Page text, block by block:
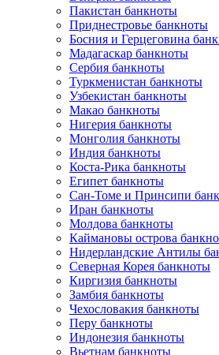
Пакистан банкноты
Приднестровье банкноты
Босния и Герцеговина
Мадагаскар банкноты
Сербия банкноты
Туркменистан банкноты
Узбекистан банкноты
Макао банкноты
Нигерия банкноты
Монголия банкноты
Индия банкноты
Коста-Рика банкноты
Египет банкноты
Сан-Томе и Принсипи
Иран банкноты
Молдова банкноты
Каймановы острова
Нидерландские Антилы
Северная Корея банкноты
Киргизия банкноты
Замбия банкноты
Чехословакия банкноты
Перу банкноты
Индонезия банкноты
Вьетнам банкноты